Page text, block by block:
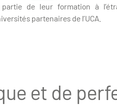
de leur formation à
partenaires de l’UCA.
et de